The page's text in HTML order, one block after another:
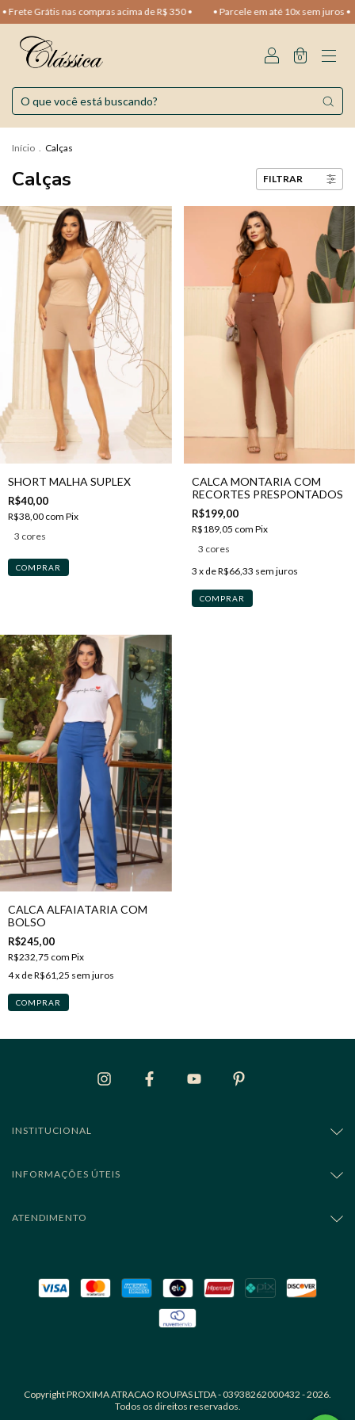
Grátis nas compras acima de R$ 350 • • Parcele em até 10x sem juros •
0
Início . Calças
Calças FILTRAR
SHORT MALHA SUPLEX
R$40,00
R$38,00 com Pix
3 cores
COMPRAR
CALCA MONTARIA COM
RECORTES PRESPONTADOS
R$199,00
R$189,05 com Pix
3 cores
3 x deR$66,33 sem juros
COMPRAR
CALCA ALFAIATARIA COM
BOLSO
R$245,00
R$232,75 com Pix
4x deR$61,25 sem juros
COMPRAR
INSTITUCIONAL
INFORMAÇÕES ÚTEIS
ATENDIMENTO
Copyright PROXIMA ATRACAO ROUPAS LTDA - 03938262000432 - 2026.
Todos os direitos reservados.